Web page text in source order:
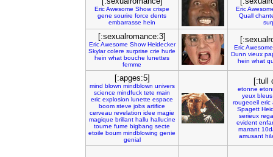
EricAwesome Show crispe
gene sourire force dents
embarrasse hein
Eric
Quall
[:sexualromance:3]
Eric Awesome Show Heidecker
Skylar colere surprise crie hurle
hein what bouche lunettes
femme
EricAwesome
Dunn vieux
hein what
[:apges:5]
mind blown mindblown univers
science mindfuck tete main
eric explosion lunette espace
boom steve jobs artifice
cerveau revelation idee magie
magique brillant hallu hallucine
tourne fume bigbang secte
etoile boum mindblowing genie
genial
[:tull
etonne
yeux bleus
rougeoeil eric
Spagett
serieux
evident
marrant
amusant